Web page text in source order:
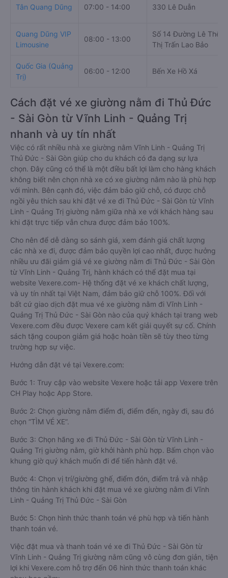
Tân Quang Dũng 07:00 - 14:00 330 Lê Duẫn
Quang Dũng VIP
Limousine
08:00 - 13:00
Số 14 Đường Lê Thế
Thị Trấn Lao Bảo
Quốc Gia (Quảng
Trị)
06:00 - 12:00 Bến Xe Hồ Xá
Cách đặt vé xe giường nằm đi Thủ Đức
- Sài Gòn từ Vĩnh Linh - Quảng Trị
nhanh và uy tín nhất
Việc có rất nhiều nhà xe giường nằm Vĩnh Linh - Quảng Trị
Thủ Đức - Sài Gòn giúp cho du khách có đa dạng sự lựa
chọn. Đây cũng có thể là một điều bất lợi làm cho hàng khách
không biết nên chọn nhà xe có xe giường nằm nào là phù hợp
với mình. Bên cạnh đó, việc đảm bảo giữ chỗ, có được chỗ
ngồi yêu thích sau khi đặt vé xe đi Thủ Đức - Sài Gòn từ Vĩnh
Linh - Quảng Trị giường nằm giữa nhà xe với khách hàng sau
khi đặt trực tiếp vẫn chưa được đảm bảo 100%.
Cho nên để dễ dàng so sánh giá, xem đánh giá chất lượng
các nhà xe đi, được đảm bảo quyền lợi cao nhất, được hưởng
nhiều ưu đãi giảm giá vé xe giường nằm đi Thủ Đức - Sài Gòn
từ Vĩnh Linh - Quảng Trị, hành khách có thể đặt mua tại
website Vexere.com- Hệ thống đặt vé xe khách chất lượng,
và uy tín nhất tại Việt Nam, đảm bảo giữ chỗ 100%. Đối với
bất cứ giao dịch đặt mua vé xe giường nằm đi Vĩnh Linh -
Quảng Trị Thủ Đức - Sài Gòn nào của quý khách tại trang web
Vexere.com đều được Vexere cam kết giải quyết sự cố. Chính
sách tặng coupon giảm giá hoặc hoàn tiền sẽ tùy theo từng
trường hợp sự việc.
Hướng dẫn đặt vé tại Vexere.com:
Bước 1: Truy cập vào website Vexere hoặc tải app Vexere trên
CH Play hoặc App Store.
Bước 2: Chọn giường nằm điểm đi, điểm đến, ngày đi, sau đó
chọn “TÌM VÉ XE”.
Bước 3: Chọn hãng xe đi Thủ Đức - Sài Gòn từ Vĩnh Linh -
Quảng Trị giường nằm, giờ khởi hành phù hợp. Bấm chọn vào
khung giờ quý khách muốn đi để tiến hành đặt vé.
Bước 4: Chọn vị trí/giường ghế, điểm đón, điểm trả và nhập
thông tin hành khách khi đặt mua vé xe giường nằm đi Vĩnh
Linh - Quảng Trị Thủ Đức - Sài Gòn
Bước 5: Chọn hình thức thanh toán vé phù hợp và tiến hành
thanh toán vé.
Việc đặt mua và thanh toán vé xe đi Thủ Đức - Sài Gòn từ
Vĩnh Linh - Quảng Trị giường nằm cũng vô cùng đơn giản, tiện
lợi khi Vexere.com hỗ trợ đến 06 hình thức thanh toán khác